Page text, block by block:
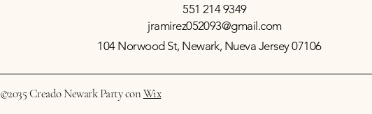
551 214 9349
jramirez052093@gmail.com
104 Norwood St, Newark, Nueva Jersey 07106
©2035 Creado Newark Party conWix